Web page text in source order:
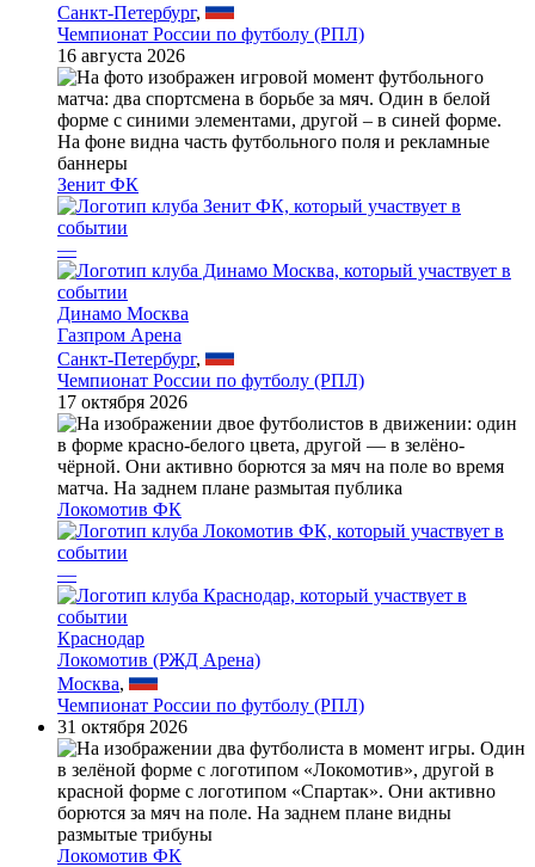
Санкт-Петербург,
Чемпионат России по футболу (РПЛ)
16 августа 2026
Зенит ФК
—
Динамо Москва
Газпром Арена
Санкт-Петербург,
Чемпионат России по футболу (РПЛ)
17 октября 2026
Локомотив ФК
—
Краснодар
Локомотив (РЖД Арена)
Москва,
Чемпионат России по футболу (РПЛ)
31 октября 2026
Локомотив ФК